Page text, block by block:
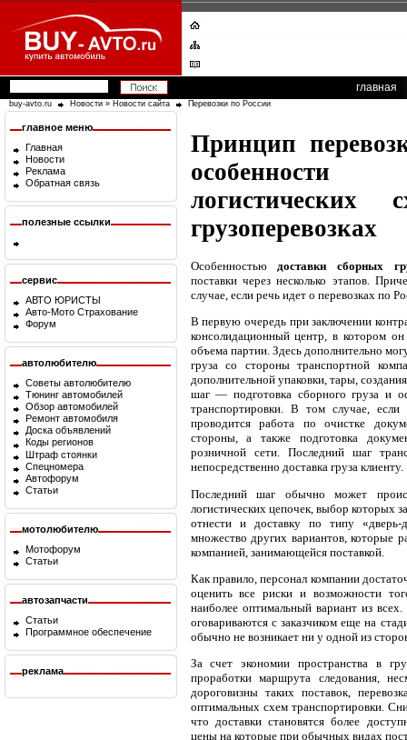
главная
buy-avto.ru Новости » Новости сайта Перевозки по России
главное меню
Главная
Новости
Реклама
Обратная связь
полезные ссылки
сервис
АВТО ЮРИСТЫ
Авто-Мото Страхование
Форум
автолюбителю
Советы автолюбителю
Тюнинг автомобилей
Обзор автомобилей
Ремонт автомобиля
Доска объявлений
Коды регионов
Штраф стоянки
Спецномера
Автофорум
Статьи
мотолюбителю
Мотофорум
Статьи
автозапчасти
Статьи
Программное обеспечение
реклама
Принцип
грузоперевозках
Особенностью доставки сборных
поставки через несколько этапов.
случае, если речь идет о перевозках по
В первую очередь при заключении
консолидационный центр, в котором
объема партии. Здесь дополнительно
груза со стороны транспортной
дополнительной упаковки, тары,
шаг — подготовка сборного груза и
транспортировки. В том случае, если
проводится работа по очистке
стороны, а также подготовка
розничной сети. Последний шаг
непосредственно доставка груза клиенту.
Последний шаг обычно может
логистических цепочек, выбор которых
отнести и доставку по типу «дверь-
множество других вариантов, которые
компанией, занимающейся поставкой.
Как правило, персонал компании
оценить все риски и возможности
наиболее оптимальный вариант из
оговариваются с заказчиком еще на
обычно не возникает ни у одной из
За счет экономии пространства в
проработки маршрута следования,
дороговизны таких поставок,
оптимальных схем транспортировки.
что доставки становятся более
цены на которые при обычных видах